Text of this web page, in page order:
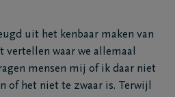
uit het kenbaar maken van
vertellen waar we allemaal
mensen mij of ik daar niet
of het niet te zwaar is. Terwijl